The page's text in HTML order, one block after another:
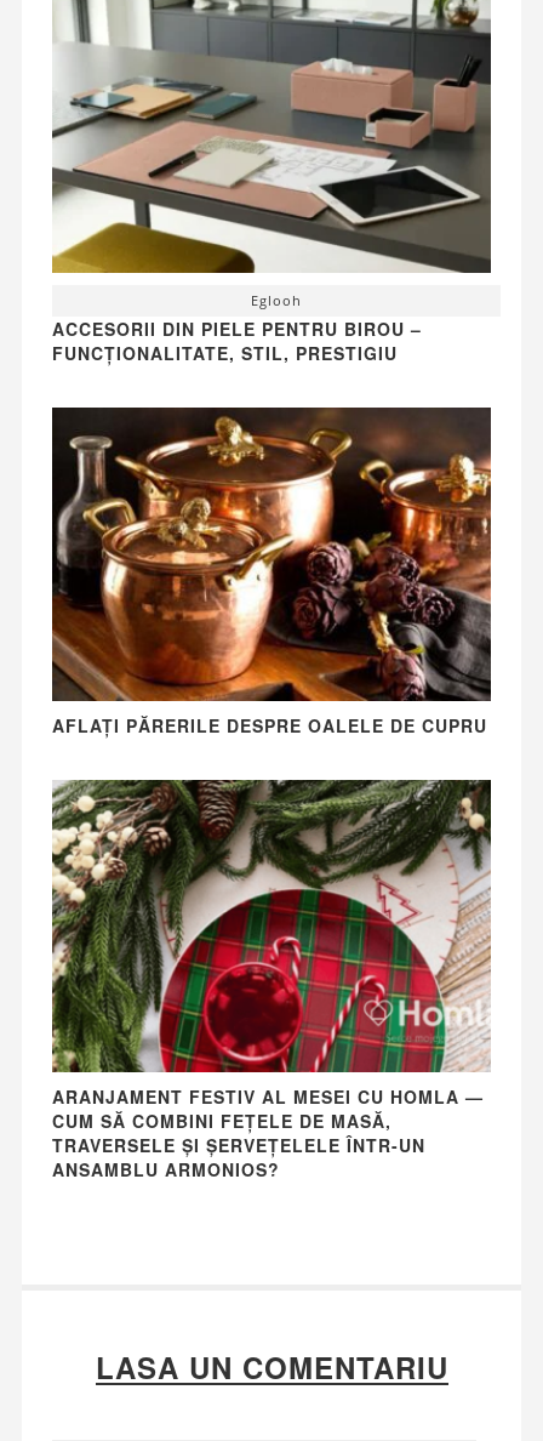
Eglooh
ACCESORII DIN PIELE PENTRU BIROU –
FUNCȚIONALITATE, STIL, PRESTIGIU
AFLAȚI PĂRERILE DESPRE OALELE DE CUPRU
ARANJAMENT FESTIV AL MESEI CU HOMLA —
CUM SĂ COMBINI FEȚELE DE MASĂ,
TRAVERSELE ȘI ȘERVEȚELELE ÎNTR-UN
ANSAMBLU ARMONIOS?
LASA UN COMENTARIU